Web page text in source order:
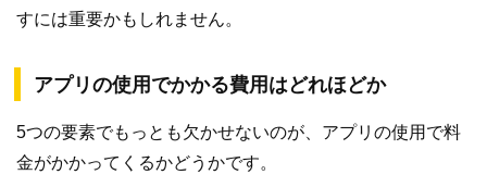
すには重要かもしれません。
アプリの使用でかかる費用はどれほどか
5つの要素でもっとも欠かせないのが、アプリの使用で料
金がかかってくるかどうかです。